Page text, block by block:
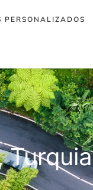
PERSONALIZADOS
Turquia